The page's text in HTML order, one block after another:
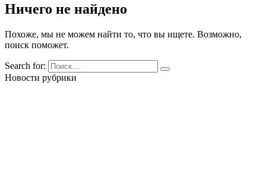
Ничего не найдено
Похоже, мы не можем найти то, что вы ищете. Возможно,
поиск поможет.
Search for:
Новости рубрики